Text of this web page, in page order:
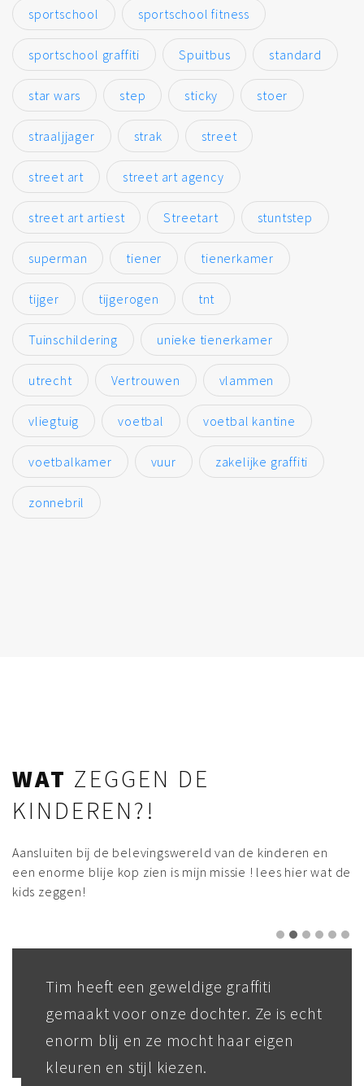
sportschool sportschool fitness
sportschool graffiti Spuitbus standard
star wars step sticky stoer
straaljjager strak street
street art street art agency
street art artiest Streetart stuntstep
superman tiener tienerkamer
tijger tijgerogen tnt
Tuinschildering unieke tienerkamer
utrecht Vertrouwen vlammen
vliegtuig voetbal voetbal kantine
voetbalkamer vuur zakelijke graffiti
zonnebril
WAT ZEGGEN DE
KINDEREN?!
Aansluiten bij de belevingswereld van de kinderen en
een enorme blije kop zien is mijn missie ! lees hier wat de
kids zeggen!
Tim heeft een geweldige graffiti
gemaakt voor onze dochter. Ze is echt
enorm blij en ze mocht haar eigen
kleuren en stijl kiezen.